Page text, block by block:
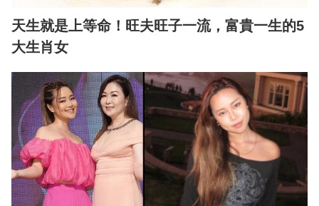
天生就是上等命！旺夫旺子一流，富貴一生的5
大生肖女